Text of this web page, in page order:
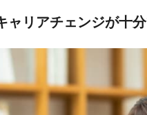
ャリアチェンジが十